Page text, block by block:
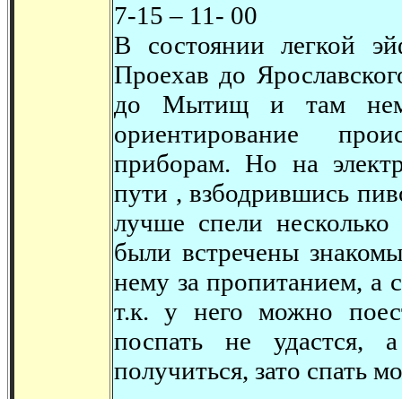
7-15 – 11- 00
В состоянии легкой
Проехав до
до Мытищ и там
ориентирование
приборам. Но на
пути , взбодрившись
лучше спели
были встречены
нему за пропитанием, а
т.к. у него можно
поспать не удастся,
получиться, зато спать